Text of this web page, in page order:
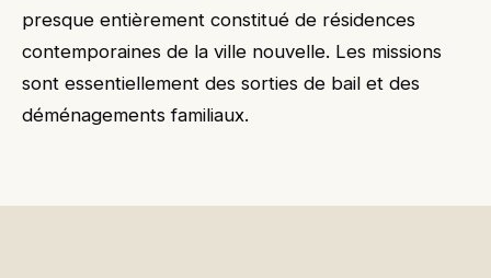
presque entièrement constitué de résidences
contemporaines de la ville nouvelle. Les missions
sont essentiellement des sorties de bail et des
déménagements familiaux.